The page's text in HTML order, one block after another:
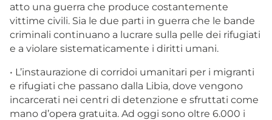
atto una guerra che produce costantemente
vittime civili. Sia le due parti in guerra che le bande
criminali continuano a lucrare sulla pelle dei rifugiati
e a violare sistematicamente i diritti umani.
• L’instaurazione di corridoi umanitari per i migranti
e rifugiati che passano dalla Libia, dove vengono
incarcerati nei centri di detenzione e sfruttati come
mano d’opera gratuita. Ad oggi sono oltre 6.000 i